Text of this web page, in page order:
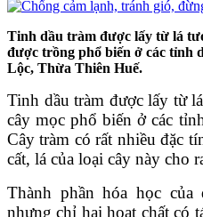
Tinh dầu tràm được lấy từ lá
được trồng phổ biến ở các tỉnh
Lộc, Thừa Thiên Huế.
Tinh dầu tràm được lấy từ
cây mọc phổ biến ở các
Cây tràm có rất nhiều đặc
cất, lá của loại cây này cho
Thành phần hóa học
nhưng chỉ hai hoạt chất có